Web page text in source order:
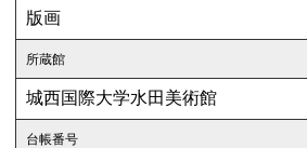
版画
所蔵館
城西国際大学水田美術館
台帳番号